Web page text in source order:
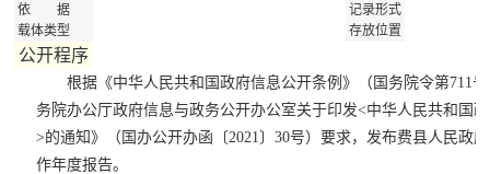
依 据
记录形式
载体类型
存放位置
公开程序
根据《中华人民共和国政府信息公开条例》（国务院令第711
务院办公厅政府信息与政务公开办公室关于印发<中华人民共和国
>的通知》（国办公开办函〔2021〕30号）要求，发布费县人民政
作年度报告。